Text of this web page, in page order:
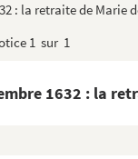
: la retraite de Marie
1 sur 1
1632 : la
les dernières